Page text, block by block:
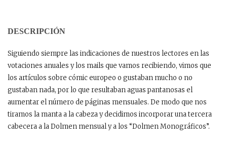
DESCRIPCIÓN
Siguiendo siempre las indicaciones de nuestros lectores en las
votaciones anuales y los mails que vamos recibiendo, vimos que
los artículos sobre cómic europeo o gustaban mucho o no
gustaban nada, por lo que resultaban aguas pantanosas el
aumentar el número de páginas mensuales. De modo que nos
tiramos la manta a la cabeza y decidimos incorporar una tercera
cabecera a la Dolmen mensual y a los “Dolmen Monográficos”.